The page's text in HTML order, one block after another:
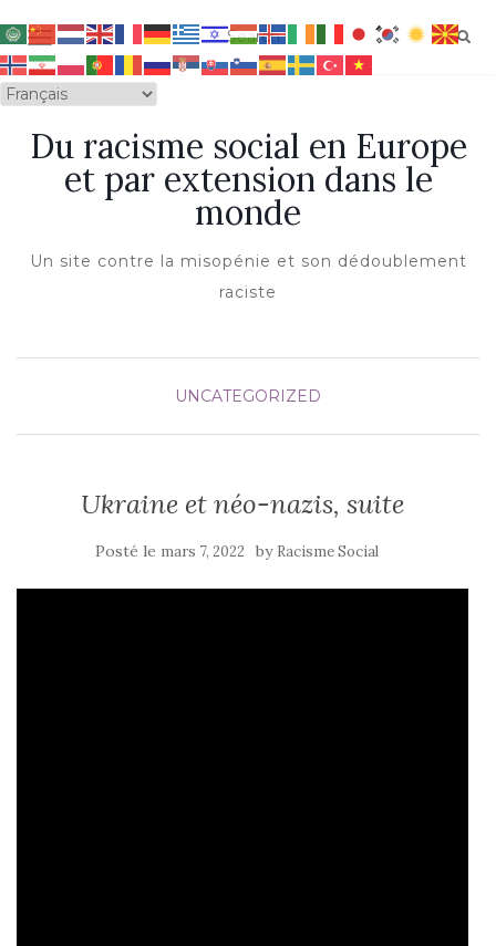
OUVRIR/FERMER LA NAVIGATION
Du racisme social en Europe
et par extension dans le
monde
Un site contre la misopénie et son dédoublement
raciste
UNCATEGORIZED
Ukraine et néo-nazis, suite
Posté le mars 7, 2022 by Racisme Social